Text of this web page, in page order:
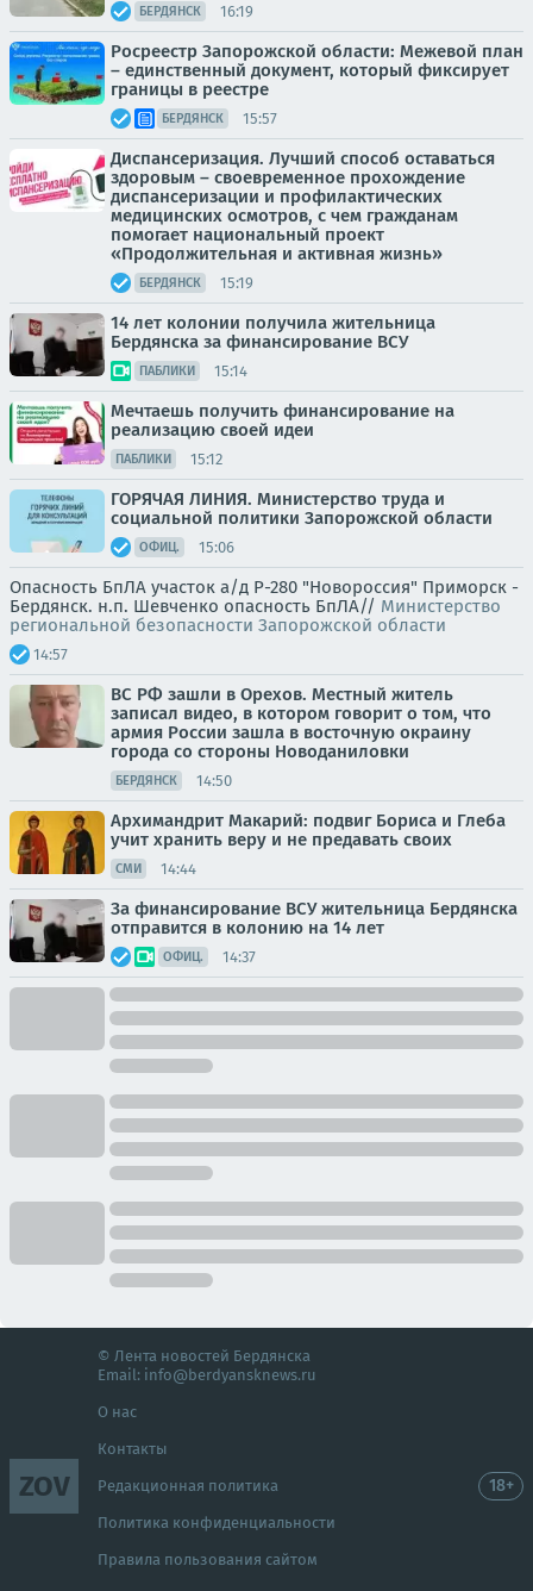
БЕРДЯНСК 16:19
Росреестр Запорожской области: Межевой план
– единственный документ, который фиксирует
границы в реестре
БЕРДЯНСК 15:57
Диспансеризация. Лучший способ оставаться
здоровым – своевременное прохождение
диспансеризации и профилактических
медицинских осмотров, с чем гражданам
помогает национальный проект
«Продолжительная и активная жизнь»
БЕРДЯНСК 15:19
14 лет колонии получила жительница
Бердянска за финансирование ВСУ
ПАБЛИКИ 15:14
Мечтаешь получить финансирование на
реализацию своей идеи
ПАБЛИКИ 15:12
ГОРЯЧАЯ ЛИНИЯ. Министерство труда и
социальной политики Запорожской области
ОФИЦ. 15:06
Опасность БпЛА участок а/д Р-280 "Новороссия" Приморск -
Бердянск. н.п. Шевченко опасность БпЛА// Министерство
региональной безопасности Запорожской области
14:57
ВС РФ зашли в Орехов. Местный житель
записал видео, в котором говорит о том, что
армия России зашла в восточную окраину
города со стороны Новоданиловки
БЕРДЯНСК 14:50
Архимандрит Макарий: подвиг Бориса и Глеба
учит хранить веру и не предавать своих
СМИ 14:44
За финансирование ВСУ жительница Бердянска
отправится в колонию на 14 лет
ОФИЦ. 14:37
ZOV
© Лента новостей Бердянска
Email: info@berdyansknews.ru
О нас
Контакты
Редакционная политика
Политика конфиденциальности
Правила пользования сайтом
18+